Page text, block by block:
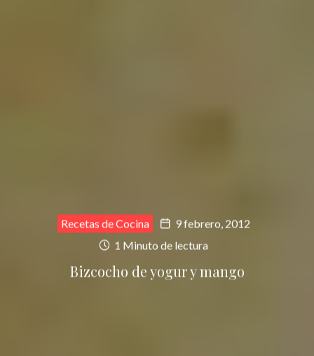
Recetas de Cocina
9 febrero, 2012
1 Minuto de lectura
Bizcocho de yogur y mango